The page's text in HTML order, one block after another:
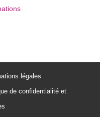
légales
de confidentialité et